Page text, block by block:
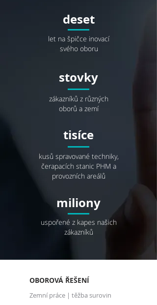
deset
let na špičce inovací
svého oboru
stovky
zákazníků z různých
oborů a zemí
tisíce
kusů spravované techniky,
čerapacích stanic PHM a
provozních areálů
miliony
uspořené z kapes našich
zákazníků
OBOROVÁ ŘEŠENÍ
Zemní práce | těžba surovin